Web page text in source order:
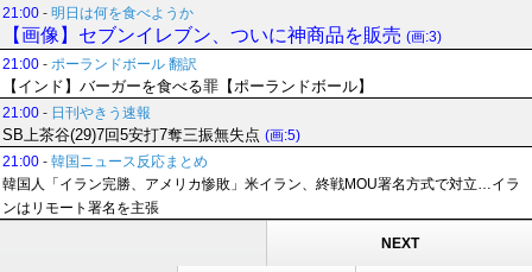
21:00 - 明日は何を食べようか
【画像】セブンイレブン、ついに神商品を販売 (画:3)
21:00 - ポーランドボール 翻訳
【インド】バーガーを食べる罪【ポーランドボール】
21:00 - 日刊やきう速報
SB上茶谷(29)7回5安打7奪三振無失点 (画:5)
21:00 - 韓国ニュース反応まとめ
韓国人「イラン完勝、アメリカ惨敗」米イラン、終戦MOU署名方式で対立…イラ
ンはリモート署名を主張
NEXT